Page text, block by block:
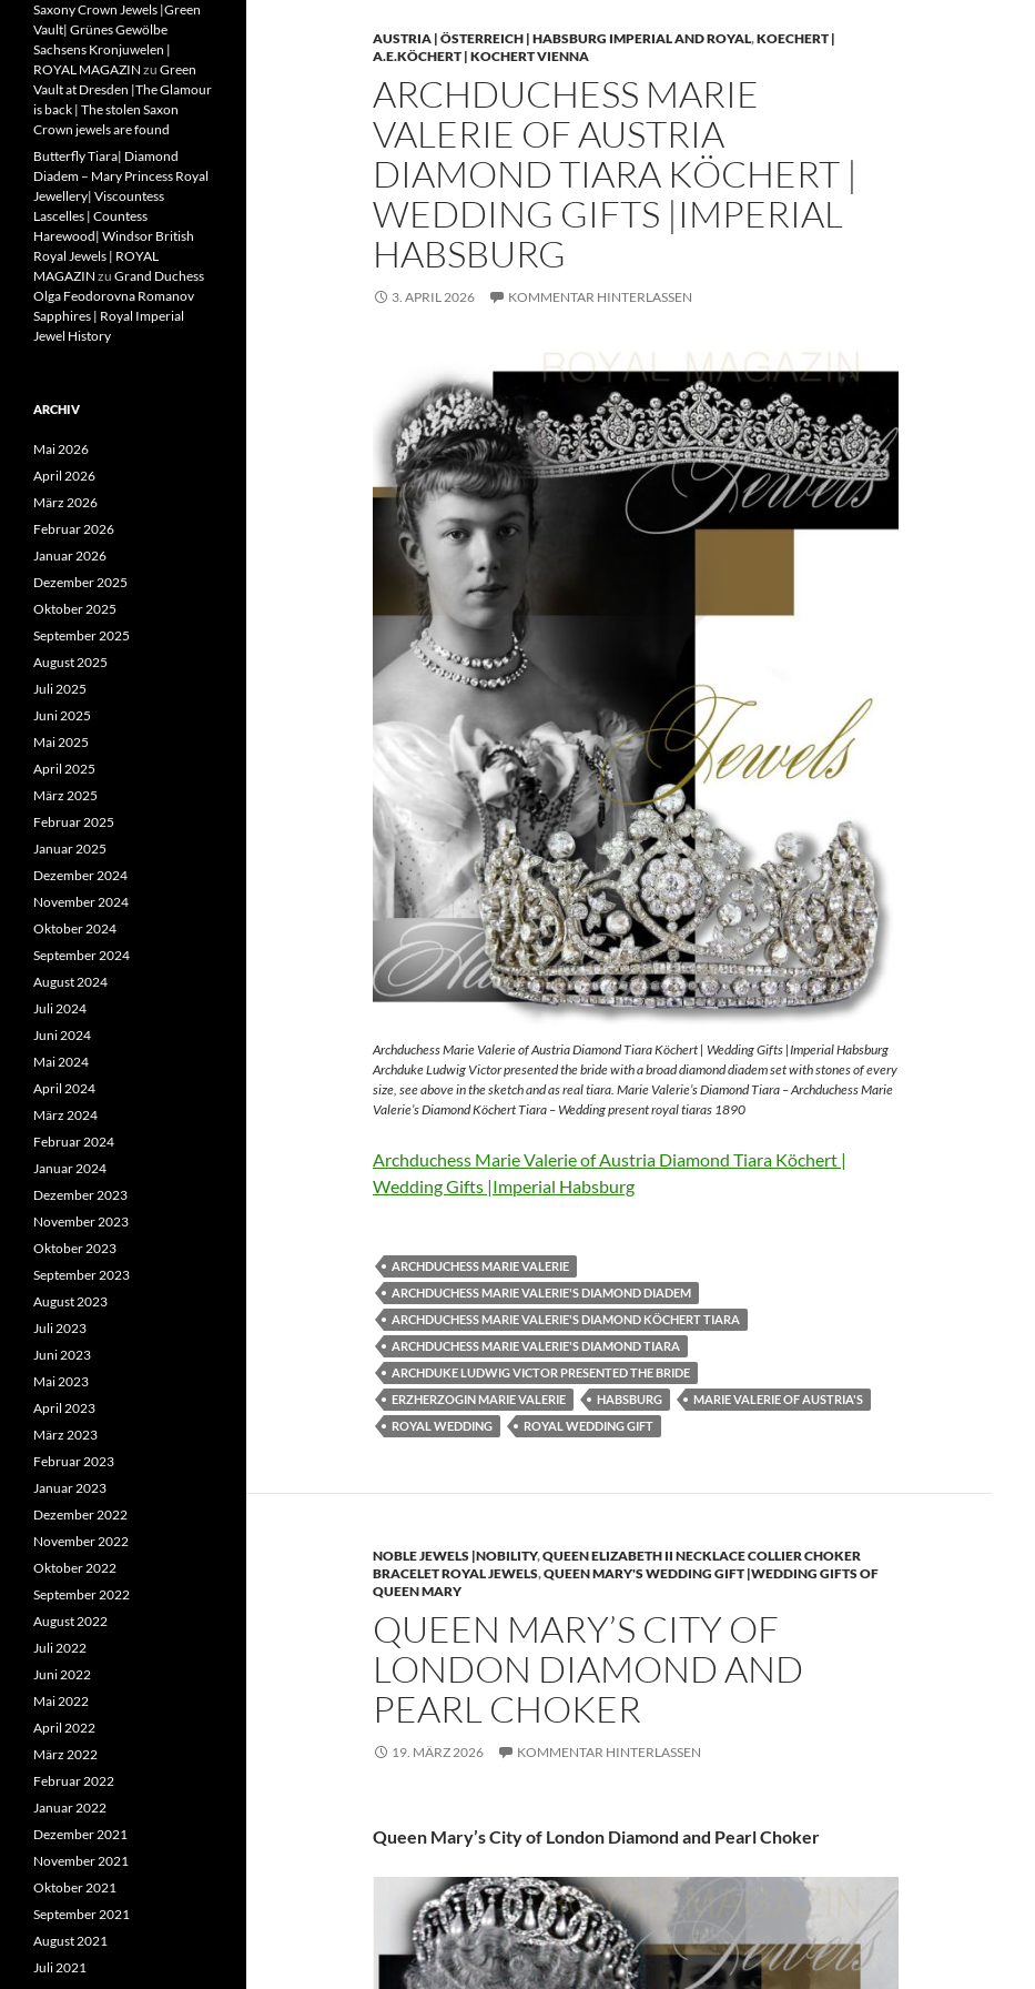
AUSTRIA | ÖSTERREICH | HABSBURG IMPERIAL AND ROYAL,KOECHERT |
A.E.KÖCHERT | KOCHERT VIENNA
ARCHDUCHESS MARIE
VALERIE OF AUSTRIA
DIAMOND TIARA KÖCHERT |
WEDDING GIFTS |IMPERIAL
HABSBURG
3. APRIL 2026 KOMMENTAR HINTERLASSEN
Archduchess Marie Valerie of Austria Diamond Tiara Köchert | Wedding Gifts |Imperial Habsburg
Archduke Ludwig Victor presented the bride with a broad diamond diadem set with stones of every
size, see above in the sketch and as real tiara. Marie Valerie’s Diamond Tiara – Archduchess Marie
Valerie’s Diamond Köchert Tiara – Wedding present royal tiaras 1890
Archduchess Marie Valerie of Austria Diamond Tiara Köchert |
Wedding Gifts |Imperial Habsburg
ARCHDUCHESS MARIE VALERIE
ARCHDUCHESS MARIE VALERIE'S DIAMOND DIADEM
ARCHDUCHESS MARIE VALERIE'S DIAMOND KÖCHERT TIARA
ARCHDUCHESS MARIE VALERIE'S DIAMOND TIARA
ARCHDUKE LUDWIG VICTOR PRESENTED THE BRIDE
ERZHERZOGIN MARIE VALERIE
HABSBURG
MARIE VALERIE OF AUSTRIA'S
ROYAL WEDDING
ROYAL WEDDING GIFT
NOBLE JEWELS |NOBILITY,QUEEN ELIZABETH II NECKLACE COLLIER CHOKER
BRACELET ROYAL JEWELS,QUEEN MARY'S WEDDING GIFT |WEDDING GIFTS OF
QUEEN MARY
QUEEN MARY’S CITY OF
LONDON DIAMOND AND
PEARL CHOKER
19. MÄRZ 2026 KOMMENTAR HINTERLASSEN
Queen Mary’s City of London Diamond and Pearl Choker
Saxony Crown Jewels |Green
Vault| Grünes Gewölbe
Sachsens Kronjuwelen |
ROYAL MAGAZIN zu Green
Vault at Dresden |The Glamour
is back | The stolen Saxon
Crown jewels are found
Butterfly Tiara| Diamond
Diadem – Mary Princess Royal
Jewellery| Viscountess
Lascelles | Countess
Harewood| Windsor British
Royal Jewels | ROYAL
MAGAZIN zu Grand Duchess
Olga Feodorovna Romanov
Sapphires | Royal Imperial
Jewel History
ARCHIV
Mai 2026
April 2026
März 2026
Februar 2026
Januar 2026
Dezember 2025
Oktober 2025
September 2025
August 2025
Juli 2025
Juni 2025
Mai 2025
April 2025
März 2025
Februar 2025
Januar 2025
Dezember 2024
November 2024
Oktober 2024
September 2024
August 2024
Juli 2024
Juni 2024
Mai 2024
April 2024
März 2024
Februar 2024
Januar 2024
Dezember 2023
November 2023
Oktober 2023
September 2023
August 2023
Juli 2023
Juni 2023
Mai 2023
April 2023
März 2023
Februar 2023
Januar 2023
Dezember 2022
November 2022
Oktober 2022
September 2022
August 2022
Juli 2022
Juni 2022
Mai 2022
April 2022
März 2022
Februar 2022
Januar 2022
Dezember 2021
November 2021
Oktober 2021
September 2021
August 2021
Juli 2021